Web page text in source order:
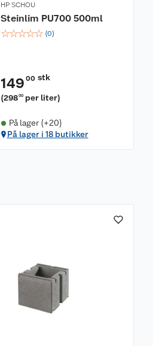
HP SCHOU
Steinlim PU700 500ml
☆☆☆☆☆ (0)
149 00 stk
(29800 per liter)
På lager (+20)
På lager i 18 butikker